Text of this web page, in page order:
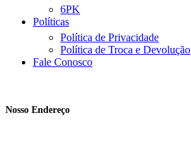
6PK
Políticas
Política de Privacidade
Política de Troca e Devolução
Fale Conosco
Nosso Endereço